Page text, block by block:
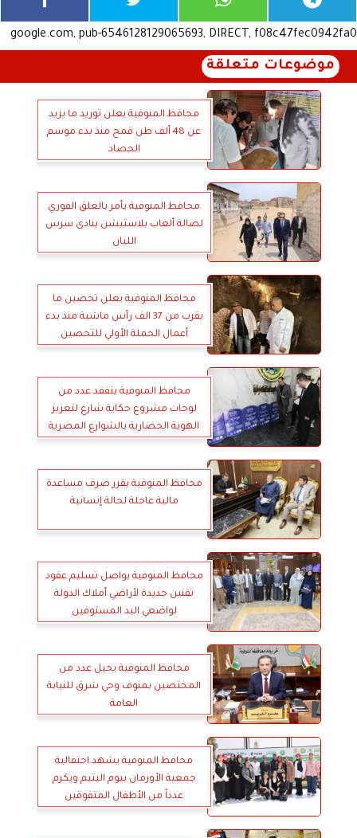
google.com, pub-6546128129065693, DIRECT, f08c47fec0942fa0
موضوعات متعلقة
محافظ المنوفية يعلن توريد ما يزيد
عن 48 ألف طن قمح منذ بدء موسم
الحصاد
محافظ المنوفية يأمر بالغلق الفوري
لصالة ألعاب بلاستيشن بنادى سرس
الليان
محافظ المنوفية يعلن تحصين ما
يقرب من 37 الف رأس ماشية منذ بدء
أعمال الحملة الأولي للتحصين
محافظ المنوفية يتفقد عدد من
لوحات مشروع حكاية شارع لتعزيز
الهوية الحضارية بالشوارع المصرية
محافظ المنوفية يقرر صرف مساعدة
مالية عاجلة لحالة إنسانية
محافظ المنوفية يواصل تسليم عقود
تقنين جديدة لأراضي أملاك الدولة
لواضعي اليد المستوفين
محافظ المنوفية يحيل عدد من
المختصين بمنوف وحي شرق للنيابة
العامة
محافظ المنوفية يشهد احتفالية
جمعية الأورمان بيوم اليتيم ويكرم
عدداً من الأطفال المتفوقين